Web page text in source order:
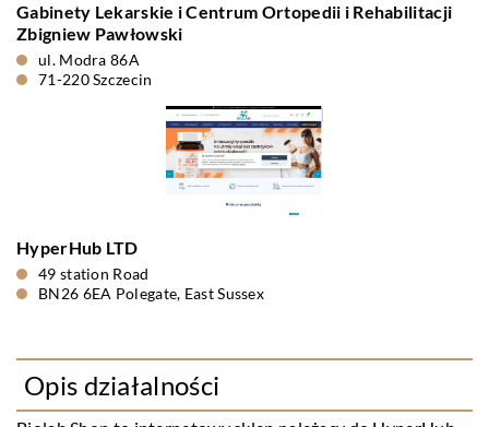
Gabinety Lekarskie i Centrum Ortopedii i Rehabilitacji
Zbigniew Pawłowski
ul. Modra 86A
71-220 Szczecin
HyperHub LTD
49 station Road
BN26 6EA Polegate, East Sussex
Opis działalności